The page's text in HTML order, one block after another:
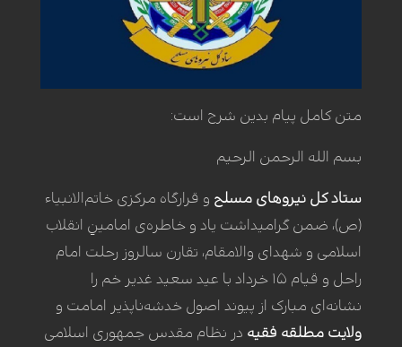
متن کامل پیام بدین شرح است:
بسم الله الرحمن الرحیم
ستاد کل نیروهای مسلح و قرارگاه مرکزی خاتم‌الانبیاء
(ص)، ضمن گرامیداشت یاد و خاطره‌ی امامینِ انقلاب
اسلامی و شهدای والامقام، تقارن سالروز رحلت امام
راحل و قیام ۱۵ خرداد با عید سعید غدیر خم را
نشانه‌ای مبارک از پیوند اصول خدشه‌ناپذیر امامت و
ولایت مطلقه فقیه در نظام مقدس جمهوری اسلامی